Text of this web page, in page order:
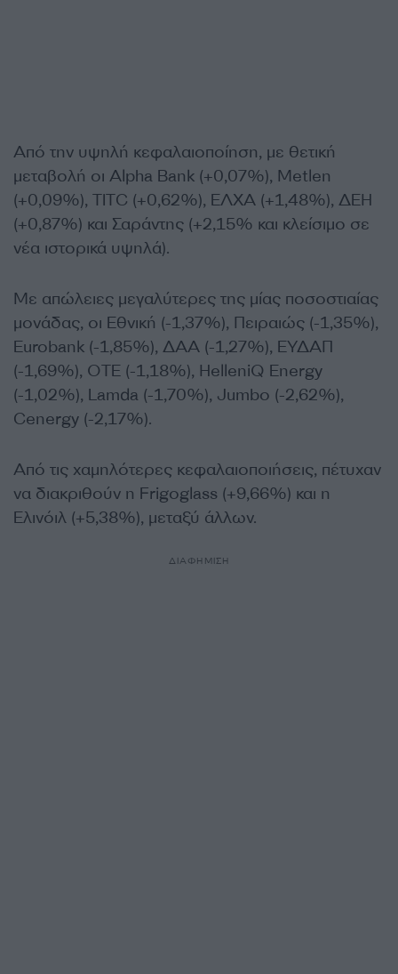
Από την υψηλή κεφαλαιοποίηση, με θετική
μεταβολή οι Alpha Bank (+0,07%), Metlen
(+0,09%), TITC (+0,62%), ΕΛΧΑ (+1,48%), ΔΕΗ
(+0,87%) και Σαράντης (+2,15% και κλείσιμο σε
νέα ιστορικά υψηλά).
Με απώλειες μεγαλύτερες της μίας ποσοστιαίας
μονάδας, οι Εθνική (-1,37%), Πειραιώς (-1,35%),
Eurobank (-1,85%), ΔΑΑ (-1,27%), ΕΥΔΑΠ
(-1,69%), ΟΤΕ (-1,18%), HelleniQ Energy
(-1,02%), Lamda (-1,70%), Jumbo (-2,62%),
Cenergy (-2,17%).
Από τις χαμηλότερες κεφαλαιοποιήσεις, πέτυχαν
να διακριθούν η Frigoglass (+9,66%) και η
Ελινόιλ (+5,38%), μεταξύ άλλων.
ΔΙΑΦΗΜΙΣΗ